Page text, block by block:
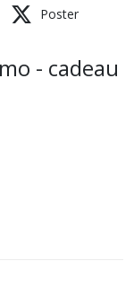
Poster
- cadeau